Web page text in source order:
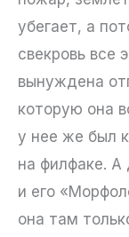
убегает, а
свекровь все
вынуждена
которую она
у нее же был
на филфаке. А
и его
она там